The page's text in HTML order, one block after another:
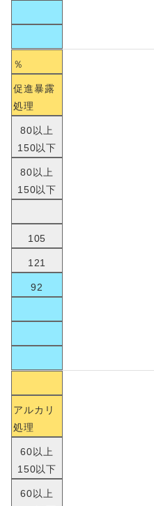
％
促進暴露
処理
80以上
150以下
80以上
150以下
105
121
92
アルカリ
処理
60以上
150以下
60以上